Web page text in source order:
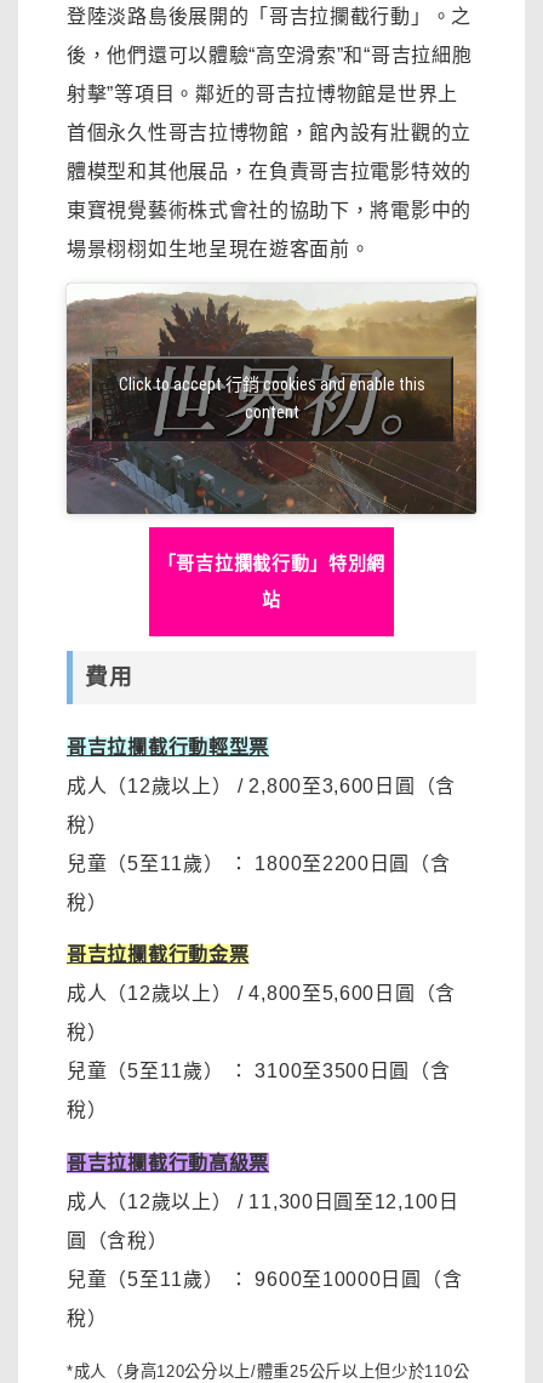
登陸淡路島後展開的「哥吉拉攔截行動」。之
後，他們還可以體驗“高空滑索”和“哥吉拉細胞
射擊”等項目。鄰近的哥吉拉博物館是世界上
首個永久性哥吉拉博物館，館內設有壯觀的立
體模型和其他展品，在負責哥吉拉電影特效的
東寶視覺藝術株式會社的協助下，將電影中的
場景栩栩如生地呈現在遊客面前。
Click to accept 行銷 cookies and enable this
content
「哥吉拉攔截行動」特別網
站
費用
哥吉拉攔截行動輕型票
成人（12歲以上）
/ 2,800至3,600日圓
（含
稅）
兒童（5至11歲）
： 1800至2200日圓
（含
稅）
哥吉拉攔截行動金票
成人（12歲以上）
/4,800至5,600日圓（含
稅）
兒童（5至11歲）
：3100至3500日圓
（含
稅）
哥吉拉攔截行動高級票
成人（12歲以上）
/ 11,300日圓至12,100日
圓
（含稅）
兒童（5至11歲）
：9600至10000日圓
（含
稅）
*成人（身高120公分以上/體重25公斤以上但少於110公